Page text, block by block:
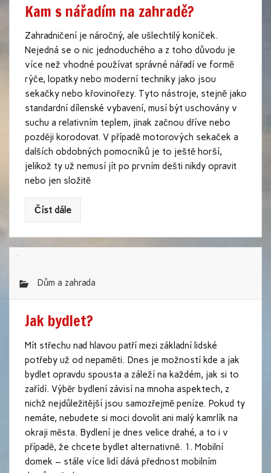
Kam s nářadím na zahradě?
Zahradničení je náročný, ale ušlechtilý koníček.
Nejedná se o nic jednoduchého a z toho důvodu je
více než vhodné používat správné nářadí ve formě
rýče, lopatky nebo moderní techniky jako jsou
sekačky nebo křovinořezy. Tyto nástroje, stejně jako
standardní dílenské vybavení, musí být uschovány v
suchu a relativním teplem, jinak začnou dříve nebo
později korodovat. V případě motorových sekaček a
dalších obdobných pomocníků je to ještě horší,
jelikož ty už nemusí jít po prvním dešti nikdy opravit
nebo jen složitě
Číst dále
Dům a zahrada
Jak bydlet?
Mít střechu nad hlavou patří mezi základní lidské
potřeby už od nepaměti. Dnes je možností kde a jak
bydlet opravdu spousta a záleží na každém, jak si to
zařídí. Výběr bydlení závisí na mnoha aspektech, z
nichž nejdůležitější jsou samozřejmě peníze. Pokud ty
nemáte, nebudete si moci dovolit ani malý kamrlík na
okraji města. Bydlení je dnes velice drahé, a to i v
případě, že chcete bydlet alternativně. 1. Mobilní
domek – stále více lidí dává přednost mobilním